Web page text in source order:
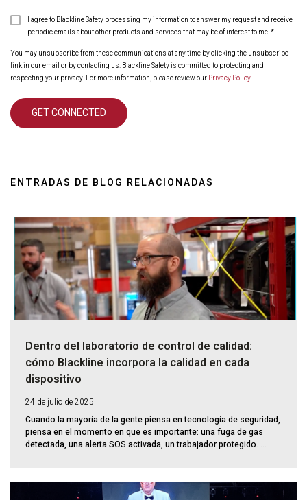
I agree to Blackline Safety processing my information to answer my request and receive
periodic emails about other products and services that may be of interest to me.*
You may unsubscribe from these communications at any time by clicking the unsubscribe
link in our email or by contacting us. Blackline Safety is committed to protecting and
respecting your privacy. For more information, please review our Privacy Policy.
ENTRADAS DE BLOG RELACIONADAS
Dentro del laboratorio de control de calidad:
cómo Blackline incorpora la calidad en cada
dispositivo
24 de julio de 2025
Cuando la mayoría de la gente piensa en tecnología de seguridad,
piensa en el momento en que es importante: una fuga de gas
detectada, una alerta SOS activada, un trabajador protegido. ...